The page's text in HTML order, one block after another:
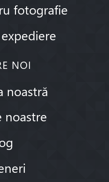
fotografie
NOI
noastră
noastre